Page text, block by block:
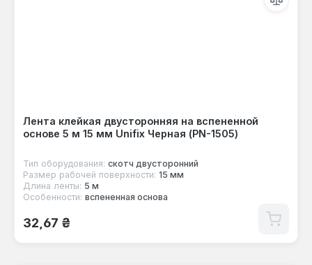
Лента клейкая двусторонняя на вспененной
основе 5 м 15 мм Unifix Черная (PN-1505)
Тип оборудования: скотч двусторонний
Размер рабочей поверхности: 15 мм
Длина ленты: 5 м
Особенности: вспененная основа
Обычная цена:
32,67 ₴